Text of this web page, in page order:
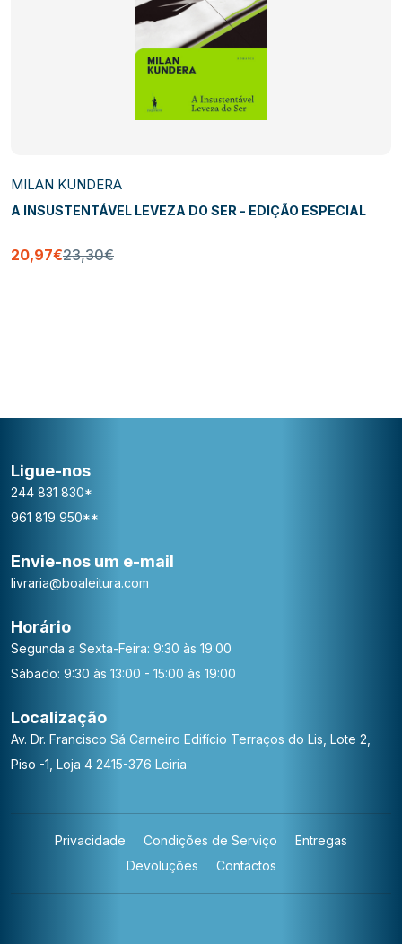
MILAN KUNDERA
A INSUSTENTÁVEL LEVEZA DO SER - EDIÇÃO ESPECIAL
20,97€23,30€
Ligue-nos
244 831 830*
961 819 950**
Envie-nos um e-mail
livraria@boaleitura.com
Horário
Segunda a Sexta-Feira: 9:30 às 19:00
Sábado: 9:30 às 13:00 - 15:00 às 19:00
Localização
Av. Dr. Francisco Sá Carneiro Edifício Terraços do Lis, Lote 2,
Piso -1, Loja 4 2415-376 Leiria
Privacidade Condições de Serviço
Entregas
Devoluções
Contactos